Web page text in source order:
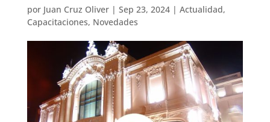
por Juan Cruz Oliver| Sep 23, 2024| Actualidad,
Capacitaciones, Novedades